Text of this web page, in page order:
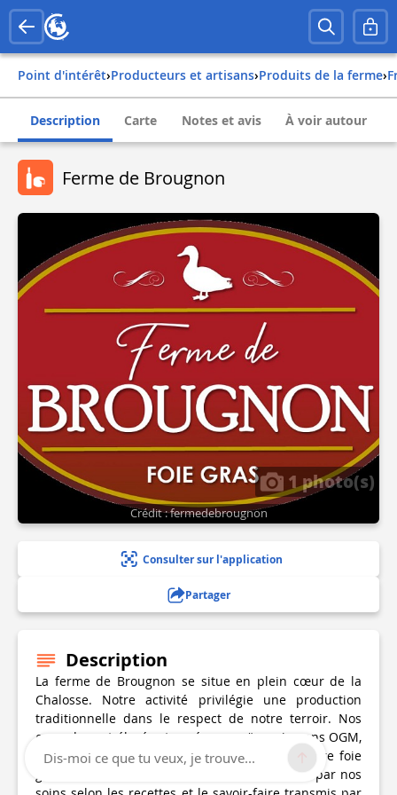
Point d'intérêt› Producteurs et artisans› Produits de la ferme›
Description Carte Notes et avis À voir autour
Ferme de Brougnon
1 photo(s)
Crédit : fermedebrougnon
Consulter sur l'application
Partager
Description
La ferme de Brougnon se situe en plein cœur de la
Chalosse. Notre activité privilégie une production
traditionnelle dans le respect de notre terroir. Nos
canards sont élevés et gavés au maïs grain sans OGM,
produit sur notre ferme. Nos conserves et notre foie
gras offrent des saveurs naturelles, cuisinées par nos
Dis-moi ce que tu veux, je trouve...